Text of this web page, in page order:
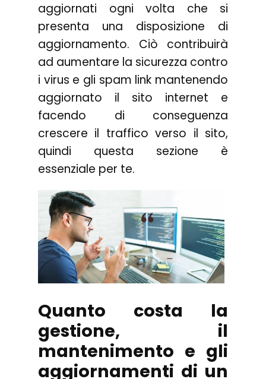
aggiornati ogni volta che si
presenta una disposizione di
aggiornamento. Ciò contribuirà
ad aumentare la sicurezza contro
i virus e gli spam link mantenendo
aggiornato il sito internet e
facendo di conseguenza
crescere il traffico verso il sito,
quindi questa sezione è
essenziale per te.
Quanto costa la
gestione, il
mantenimento e gli
aggiornamenti di un